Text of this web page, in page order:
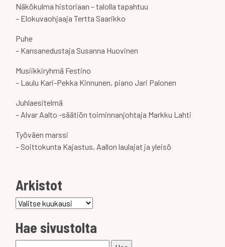
Näkökulma historiaan – talolla tapahtuu
– Elokuvaohjaaja Tertta Saarikko
Puhe
– Kansanedustaja Susanna Huovinen
Musiikkiryhmä Festino
– Laulu Kari-Pekka Kinnunen, piano Jari Palonen
Juhlaesitelmä
– Alvar Aalto -säätiön toiminnanjohtaja Markku Lahti
Työväen marssi
– Soittokunta Kajastus, Aallon laulajat ja yleisö
Arkistot
Arkistot
Hae sivustolta